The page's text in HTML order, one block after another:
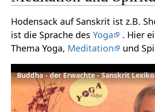
Hodensack auf Sanskrit ist z.B.
ist die Sprache desYoga . Hier
Thema Yoga, Meditation und
Buddha - der Erwachte - Sanskrit